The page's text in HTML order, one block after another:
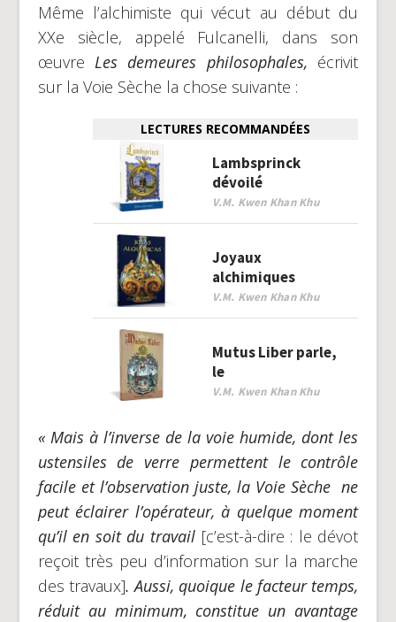
Même l’alchimiste qui vécut au début du
XXe siècle, appelé Fulcanelli, dans son
œuvre Les demeures philosophales, écrivit
sur la Voie Sèche la chose suivante :
LECTURES RECOMMANDÉES
Lambsprinck
dévoilé
V.M. Kwen Khan Khu
Joyaux
alchimiques
V.M. Kwen Khan Khu
Mutus Liber parle,
le
V.M. Kwen Khan Khu
« Mais à l’inverse de la voie humide, dont les
ustensiles de verre permettent le contrôle
facile et l’observation juste, la Voie Sèche ne
peut éclairer l’opérateur, à quelque moment
qu’il en soit du travail [c’est-à-dire : le dévot
reçoit très peu d’information sur la marche
des travaux]. Aussi, quoique le facteur temps,
réduit au minimum, constitue un avantage